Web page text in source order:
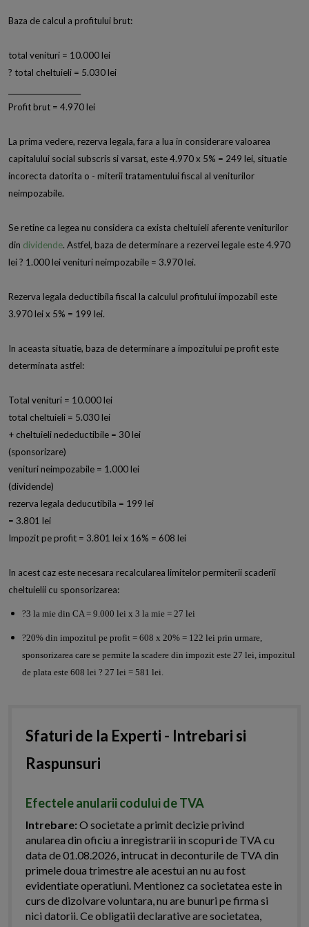
Baza de calcul a profitului brut:
total venituri = 10.000 lei
? total cheltuieli = 5.030 lei
Profit brut = 4.970 lei
La prima vedere, rezerva legala, fara a lua in considerare valoarea
capitalului social subscris si varsat, este 4.970 x 5% = 249 lei, situatie
incorecta datorita o - miterii tratamentului fiscal al veniturilor
neimpozabile.
Se retine ca legea nu considera ca exista cheltuieli aferente veniturilor
din dividende. Astfel, baza de determinare a rezervei legale este 4.970
lei ? 1.000 lei venituri neimpozabile = 3.970 lei.
Rezerva legala deductibila fiscal la calculul profitului impozabil este
3.970 lei x 5% = 199 lei.
In aceasta situatie, baza de determinare a impozitului pe profit este
determinata astfel:
Total venituri = 10.000 lei
total cheltuieli = 5.030 lei
+ cheltuieli nedeductibile = 30 lei
(sponsorizare)
venituri neimpozabile = 1.000 lei
(dividende)
rezerva legala deducutibila = 199 lei
= 3.801 lei
Impozit pe profit = 3.801 lei x 16% = 608 lei
In acest caz este necesara recalcularea limitelor permiterii scaderii
cheltuielii cu sponsorizarea:
?3 la mie din CA = 9.000 lei x 3 la mie = 27 lei
?20% din impozitul pe profit = 608 x 20% = 122 lei prin urmare,
sponsorizarea care se permite la scadere din impozit este 27 lei, impozitul
de plata este 608 lei ? 27 lei = 581 lei.
Sfaturi de la Experti - Intrebari si
Raspunsuri
Efectele anularii codului de TVA
Intrebare:O societate a primit decizie privind
anularea din oficiu a inregistrarii in scopuri de TVA cu
data de 01.08.2026, intrucat in deconturile de TVA din
primele doua trimestre ale acestui an nu au fost
evidentiate operatiuni. Mentionez ca societatea este in
curs de dizolvare voluntara, nu are bunuri pe firma si
nici datorii. Ce obligatii declarative are societatea,